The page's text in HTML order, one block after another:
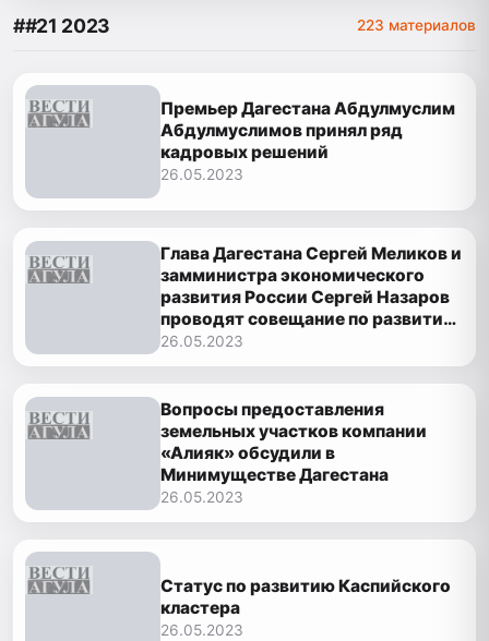
##21 2023 223 материалов
Премьер Дагестана Абдулмуслим
Абдулмуслимов принял ряд
кадровых решений
26.05.2023
Глава Дагестана Сергей Меликов и
замминистра экономического
развития России Сергей Назаров
проводят совещание по развитию
Каспийского прибрежного
кластера
26.05.2023
Вопросы предоставления
земельных участков компании
«Алияк» обсудили в
Минимуществе Дагестана
26.05.2023
Статус по развитию Каспийского
кластера
26.05.2023